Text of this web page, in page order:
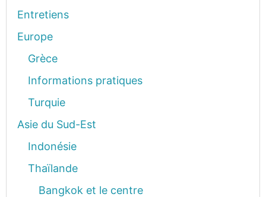
Entretiens
Europe
Grèce
Informations pratiques
Turquie
Asie du Sud-Est
Indonésie
Thaïlande
Bangkok et le centre